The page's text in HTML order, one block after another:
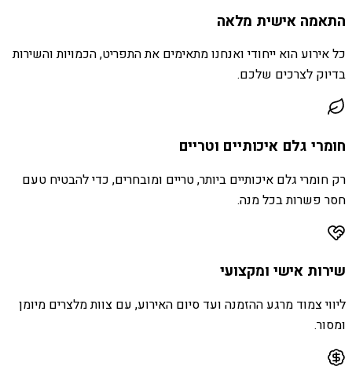
התאמה אישית מלאה
כל אירוע הוא ייחודי ואנחנו מתאימים את התפריט, הכמויות והשירות
בדיוק לצרכים שלכם.
חומרי גלם איכותיים וטריים
רק חומרי גלם איכותיים ביותר, טריים ומובחרים, כדי להבטיח טעם
חסר פשרות בכל מנה.
שירות אישי ומקצועי
ליווי צמוד מרגע ההזמנה ועד סיום האירוע, עם צוות מלצרים מיומן
ומסור.